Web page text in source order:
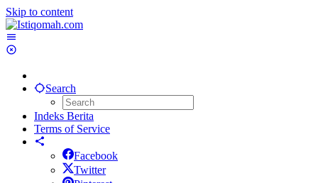
Skip to content
Search
Indeks Berita
Terms of Service
Facebook
Twitter